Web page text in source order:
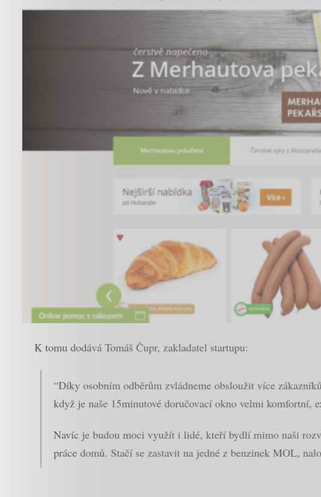
K tomu dodává Tomáš Čupr, zakladatel startupu:
“Díky osobním odběrům zvládneme obsloužit více
když je naše 15minutové doručovací okno velmi komfortní,
Navíc je budou moci využít i lidé, kteří bydlí mimo naši
práce domů. Stačí se zastavit na jedné z benzinek MOL,